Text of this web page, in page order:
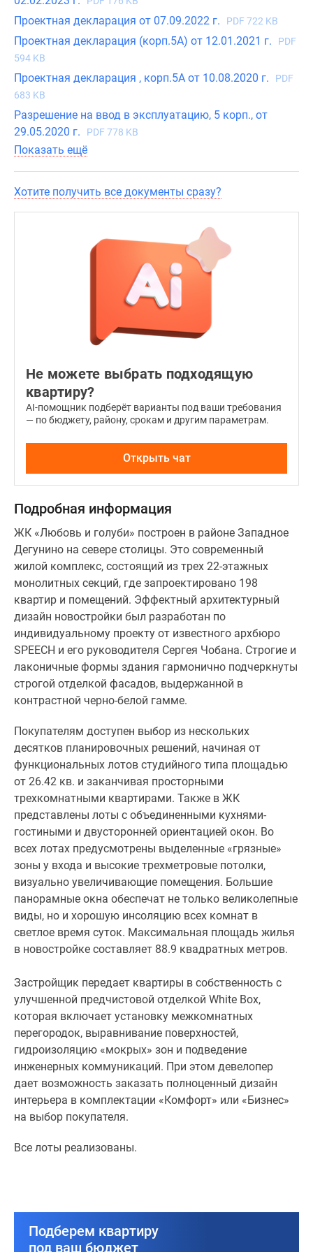
помещения.
Большие
панорамные
окна
обеспечат
не
только
великолепные
и
хорошую
Максимальная
жилья
новостройке
метров.
Застройщик
передает
квартиры
в
собственность
с
улучшенной
предчистовой
отделкой
White
Box,
которая
установку
межкомнатных
перегородок,
выравнивание
поверхностей,
гидроизоляцию
«мокрых»
зон
и
подведение
инженерных
коммуникаций.
При
этом
дает
возможность
заказать
полноценный
дизайн
интерьера
в
комплектации
«Комфорт»
«Бизнес»
Все
Проектная декларация от 07.09.2022 г. PDF 722 KB
Проектная декларация (корп.5А) от 12.01.2021 г.
PDF
594 KB
Проектная декларация , корп.5А от 10.08.2020 г.
PDF
683 KB
Разрешение на ввод в эксплуатацию, 5 корп., от
29.05.2020 г.
PDF 778 KB
Показать ещё
Хотите получить все документы сразу?
Не можете выбрать подходящую
квартиру?
AI-помощник подберёт варианты под ваши требования
— по бюджету, району, срокам и другим параметрам.
Открыть чат
Подробная информация
ЖК «Любовь и голуби» построен в районе Западное
Дегунино на севере столицы. Это современный
жилой комплекс, состоящий из трех 22-этажных
монолитных секций, где запроектировано 198
квартир и помещений. Эффектный архитектурный
дизайн новостройки был разработан по
индивидуальному проекту от известного архбюро
SPEECH и его руководителя Сергея Чобана. Строгие и
лаконичные формы здания гармонично подчеркнуты
строгой отделкой фасадов, выдержанной в
контрастной черно-белой гамме.
Покупателям доступен выбор из нескольких
десятков планировочных решений, начиная от
функциональных лотов студийного типа площадью
от 26.42 кв. и заканчивая просторными
трехкомнатными квартирами. Также в ЖК
представлены лоты с объединенными кухнями-
гостиными и двусторонней ориентацией окон. Во
всех лотах предусмотрены выделенные «грязные»
зоны у входа и высокие трехметровые потолки,
визуально увеличивающие помещения. Большие
панорамные окна обеспечат не только великолепные
виды, но и хорошую инсоляцию всех комнат в
светлое время суток. Максимальная площадь жилья
в новостройке составляет 88.9 квадратных метров.
Застройщик передает квартиры в собственность с
улучшенной предчистовой отделкой White Box,
которая включает установку межкомнатных
перегородок, выравнивание поверхностей,
гидроизоляцию «мокрых» зон и подведение
инженерных коммуникаций. При этом девелопер
дает возможность заказать полноценный дизайн
интерьера в комплектации «Комфорт» или «Бизнес»
на выбор покупателя.
Все лоты реализованы.
Подберем квартиру
под ваш бюджет